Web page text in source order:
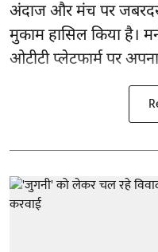
अंदाज और मंच पर
मुकाम हासिल किया है।
ओटीटी प्लेटफार्म पर